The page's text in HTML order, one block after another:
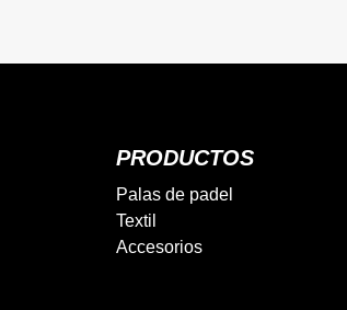
PRODUCTOS
Palas de padel
Textil
Accesorios